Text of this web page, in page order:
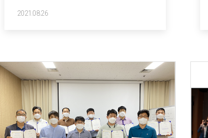
경주 한수원 본사 3원 화상회의로 「제4차
산업통상자원부 강경성 에너지산업실장,
과학기술정보통신부 권기석
원자력연구개발과장 등 정부, 지자체, 산학연
기관장과 교수 16명이 참석하였다.정재훈
한수원 사장은 인사말에서 “5월에 원안위에
제출한 최종해체계획서의 승인기간을
2년으로 명시하는 시행령 개정안이 최근
2021.08.26